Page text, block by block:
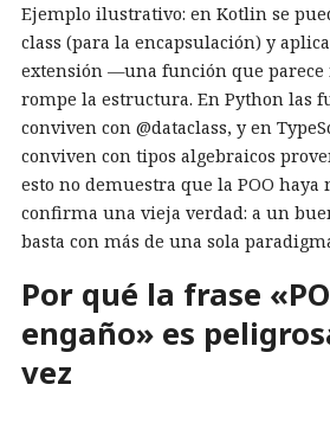
Ejemplo ilustrativo: en Kotlin se
class (para la encapsulación) y
extensión —una función que parece
rompe la estructura. En Python las
conviven con @dataclass, y en
conviven con tipos algebraicos
esto no demuestra que la POO
confirma una vieja verdad: a un
basta con más de una sola
Por qué la frase
engaño» es
vez